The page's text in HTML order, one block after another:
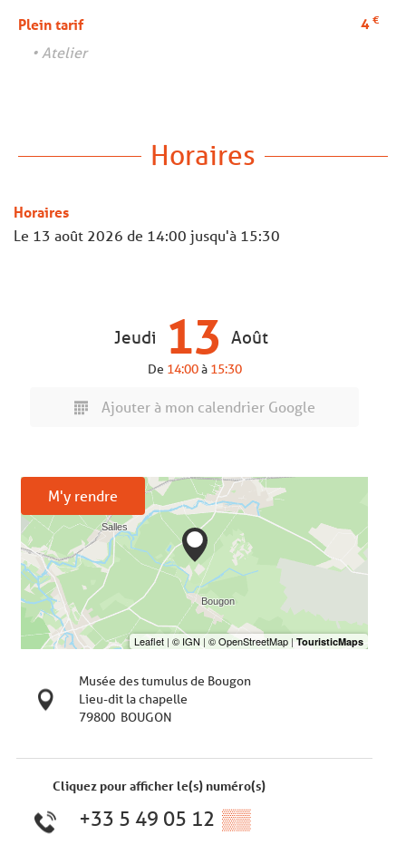
Plein tarif 4€
• Atelier
Horaires
Horaires
Le 13 août 2026 de 14:00 jusqu'à 15:30
Jeudi 13 Août
De 14:00à 15:30
Ajouter à mon calendrier Google
M'y rendre
Musée des tumulus de Bougon
Lieu-dit la chapelle
79800 BOUGON
Cliquez pour afficher le(s) numéro(s)
+33 5 49 05 12 ▒▒